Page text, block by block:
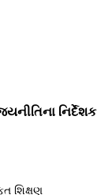
નિર્દેશક
શિક્ષણ